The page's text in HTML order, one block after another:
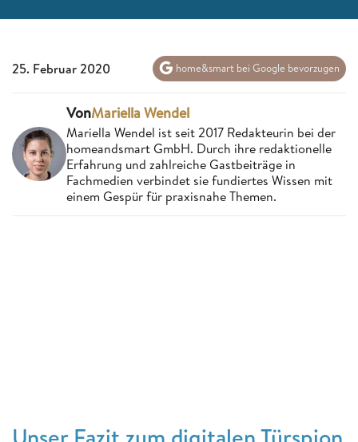
25. Februar 2020 home&smart bei Google bevorzugen
VonMariella Wendel
Mariella Wendel ist seit 2017 Redakteurin bei der
homeandsmart GmbH. Durch ihre redaktionelle
Erfahrung und zahlreiche Gastbeiträge in
Fachmedien verbindet sie fundiertes Wissen mit
einem Gespür für praxisnahe Themen.